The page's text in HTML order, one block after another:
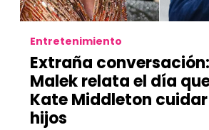
Entretenimiento
Extraña
Malek relata el día
Kate Middleton cuidar
hijos